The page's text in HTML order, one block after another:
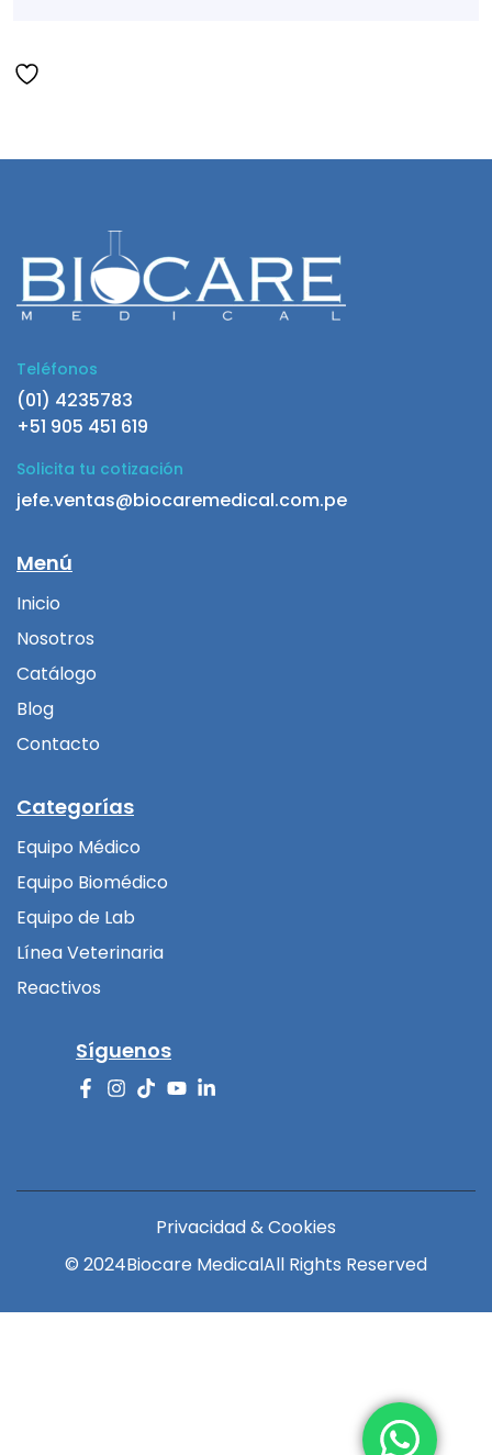
Teléfonos
(01) 4235783
+51 905 451 619
Solicita tu cotización
jefe.ventas@biocaremedical.com.pe
Menú
Inicio
Nosotros
Catálogo
Blog
Contacto
Categorías
Equipo Médico
Equipo Biomédico
Equipo de Lab
Línea Veterinaria
Reactivos
Síguenos
Privacidad & Cookies
© 2024Biocare MedicalAll Rights Reserved